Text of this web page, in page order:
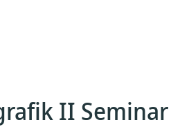
II Seminar